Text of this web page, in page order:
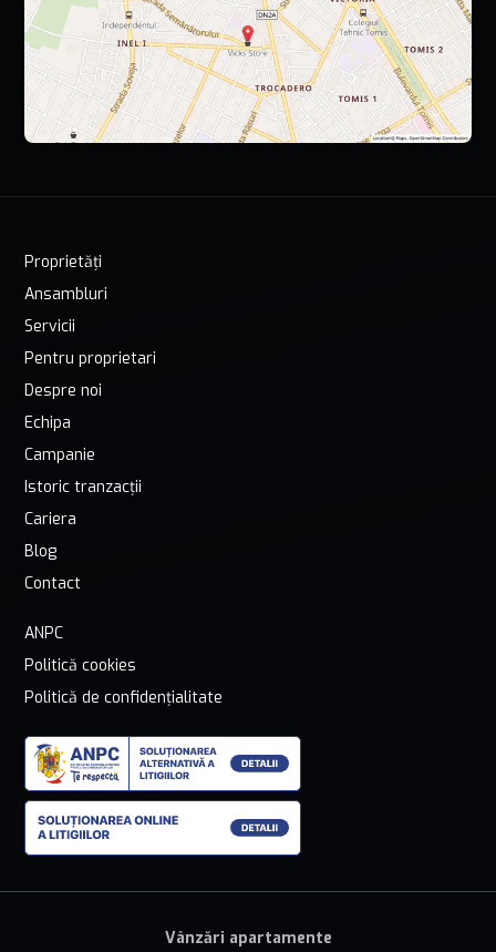
Proprietăți
Ansambluri
Servicii
Pentru proprietari
Despre noi
Echipa
Campanie
Istoric tranzacții
Cariera
Blog
Contact
ANPC
Politică cookies
Politică de confidențialitate
Vânzări apartamente